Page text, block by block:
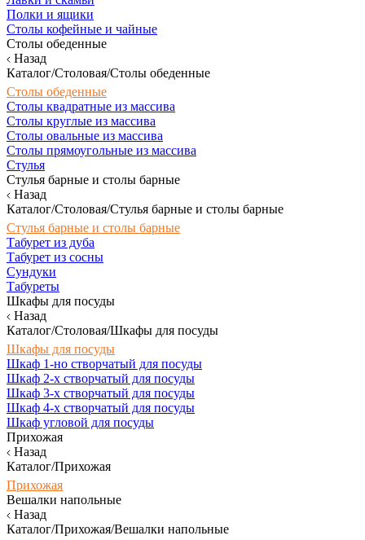
Полки и ящики
Столы кофейные и чайные
Столы обеденные
Назад
Каталог/Столовая/Столы обеденные
Столы обеденные
Столы квадратные из массива
Столы круглые из массива
Столы овальные из массива
Столы прямоугольные из массива
Стулья
Стулья барные и столы барные
Назад
Каталог/Столовая/Стулья барные и столы барные
Стулья барные и столы барные
Табурет из дуба
Табурет из сосны
Сундуки
Табуреты
Шкафы для посуды
Назад
Каталог/Столовая/Шкафы для посуды
Шкафы для посуды
Шкаф 1-но створчатый для посуды
Шкаф 2-х створчатый для посуды
Шкаф 3-х створчатый для посуды
Шкаф 4-х створчатый для посуды
Шкаф угловой для посуды
Прихожая
Назад
Каталог/Прихожая
Прихожая
Вешалки напольные
Назад
Каталог/Прихожая/Вешалки напольные